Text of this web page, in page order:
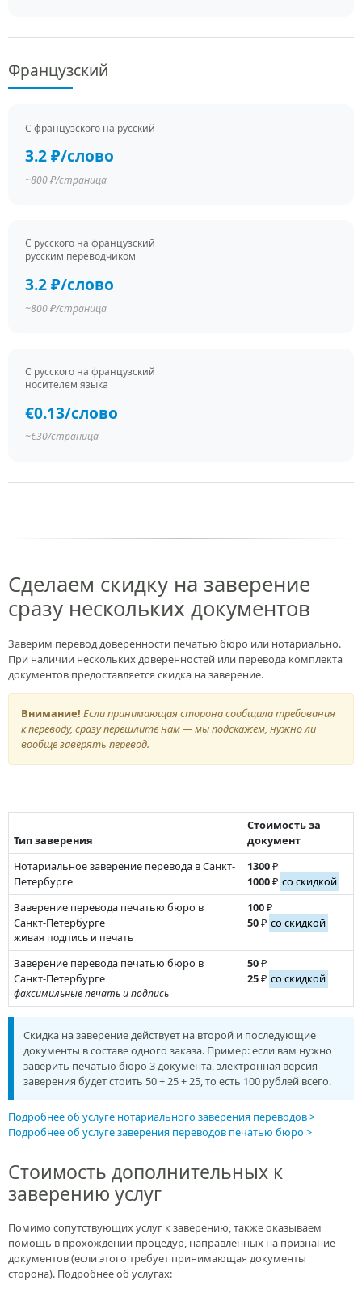
Французский
С французского на русский
3.2 ₽/слово
~800 ₽/страница
С русского на французский
русским переводчиком
3.2 ₽/слово
~800 ₽/страница
С русского на французский
носителем языка
€0.13/слово
~€30/страница
Сделаем скидку на заверение
сразу нескольких документов
Заверим перевод доверенности печатью бюро или нотариально.
При наличии нескольких доверенностей или перевода комплекта
документов предоставляется скидка на заверение.
Внимание! Если принимающая сторона сообщила требования
к переводу, сразу перешлите нам — мы подскажем, нужно ли
вообще заверять перевод.
Тип заверения
Стоимость за
документ
Нотариальное заверение перевода в Санкт-
Петербурге
1300₽
1000₽ со скидкой
Заверение перевода печатью бюро в
Санкт-Петербурге
живая подпись и печать
100₽
50₽ со скидкой
Заверение перевода печатью бюро в
Санкт-Петербурге
факсимильные печать и подпись
50₽
25₽ со скидкой
Скидка на заверение действует на второй и последующие
документы в составе одного заказа. Пример: если вам нужно
заверить печатью бюро 3 документа, электронная версия
заверения будет стоить 50 + 25 + 25, то есть 100 рублей всего.
Подробнее об услуге нотариального заверения переводов
Подробнее об услуге заверения переводов печатью бюро
Стоимость дополнительных к
заверению услуг
Помимо сопутствующих услуг к заверению, также оказываем
помощь в прохождении процедур, направленных на признание
документов (если этого требует принимающая документы
сторона). Подробнее об услугах: